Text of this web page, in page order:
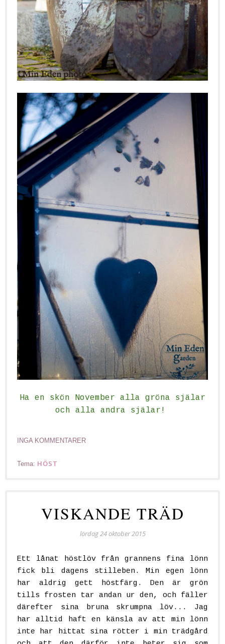
Ha en skön November alla gröna själar
och alla andra själar!
INGA KOMMENTARER
Tema: HÖST
VISKANDE TRÄD
lördag 24 oktober 2015
Ett lånat höstlöv från grannens fina lönn
fick bli dagens stilleben. Min egen lönn
har aldrig gett höstfärg. Den är grön
tills frosten tar andan ur den, och fäller
därefter sina bruna skrumpna löv... Jag
har alltid haft en känsla av att min lönn
inte har hittat sina rötter i min trädgård